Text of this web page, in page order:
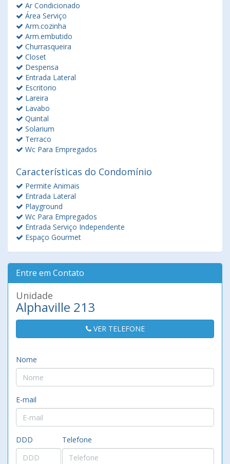
Ar Condicionado
Área Serviço
Arm.cozinha
Arm.embutido
Churrasqueira
Closet
Despensa
Entrada Lateral
Escritorio
Lareira
Lavabo
Quintal
Solarium
Terraco
Wc Para Empregados
Características do Condomínio
Permite Animais
Entrada Lateral
Playground
Wc Para Empregados
Entrada Serviço Independente
Espaço Gourmet
Entre em Contato
Unidade
Alphaville 213
VER TELEFONE
Nome
E-mail
DDD Telefone